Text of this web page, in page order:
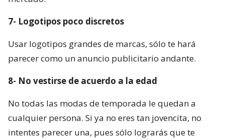
7- Logotipos poco discretos
Usar logotipos grandes de marcas, sólo te hará
parecer como un anuncio publicitario andante.
8- No vestirse de acuerdo a la edad
No todas las modas de temporada le quedan a
cualquier persona. Si ya no eres tan jovencita, no
intentes parecer una, pues sólo lograrás que te